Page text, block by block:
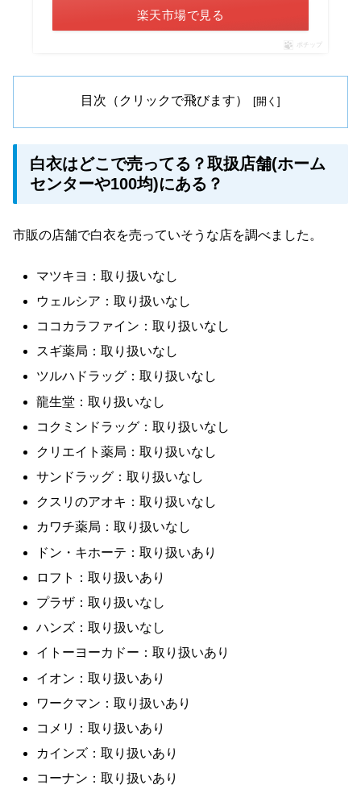
楽天市場で見る
ポチップ
目次（クリックで飛びます）
白衣はどこで売ってる？取扱店舗(ホーム
センターや100均)にある？
市販の店舗で白衣を売っていそうな店を調べました。
マツキヨ：取り扱いなし
ウェルシア：取り扱いなし
ココカラファイン：取り扱いなし
スギ薬局：取り扱いなし
ツルハドラッグ：取り扱いなし
龍生堂：取り扱いなし
コクミンドラッグ：取り扱いなし
クリエイト薬局：取り扱いなし
サンドラッグ：取り扱いなし
クスリのアオキ：取り扱いなし
カワチ薬局：取り扱いなし
ドン・キホーテ：取り扱いあり
ロフト：取り扱いあり
プラザ：取り扱いなし
ハンズ：取り扱いなし
イトーヨーカドー：取り扱いあり
イオン：取り扱いあり
ワークマン：取り扱いあり
コメリ：取り扱いあり
カインズ：取り扱いあり
コーナン：取り扱いあり